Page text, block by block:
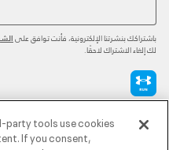
باشتراكك بنشرتنا الإلكترونية، فأنت توافق على
لك إلغاء الاشتراك لاحقًا.
طرق الدفع المعتمدةparty tools use cookies
If you consent,